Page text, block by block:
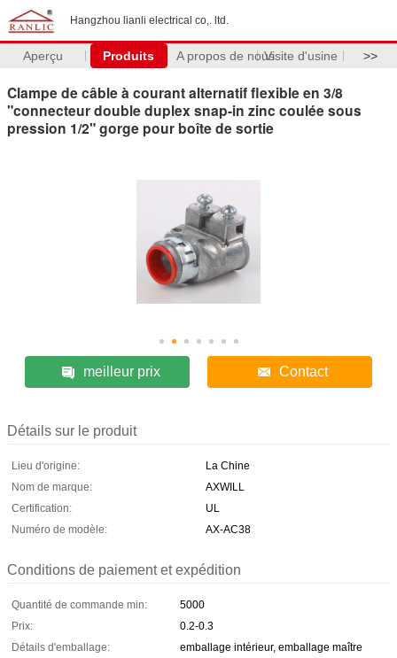
Hangzhou lianli electrical co,. ltd.
Aperçu Produits A propos de nousVisite d'usine >>
Clampe de câble à courant alternatif flexible en 3/8
"connecteur double duplex snap-in zinc coulée sous
pression 1/2" gorge pour boîte de sortie
meilleur prix Contact
Détails sur le produit
Lieu d'origine:
La Chine
Nom de marque:
AXWILL
Certification:
UL
Numéro de modèle:
AX-AC38
Conditions de paiement et expédition
Quantité de commande min:
5000
Prix:
0.2-0.3
Détails d'emballage:
emballage intérieur, emballage maître